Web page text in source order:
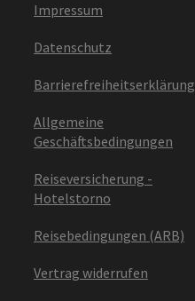
Impressum
Datenschutz
Barrierefreiheitserklärung
Allgemeine
Geschäftsbedingungen
Reiseversicherung -
Hotelstorno
Reisebedingungen (ARB)
Vertrag widerrufen